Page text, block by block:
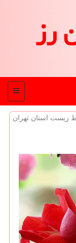
رز
منو
زیست استان تهران